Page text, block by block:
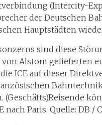
(Intercity-
der Deutschen
Hauptstädten
sind diese
Alstom gelieferten
ICE auf dieser
Paris. Quelle: DB /